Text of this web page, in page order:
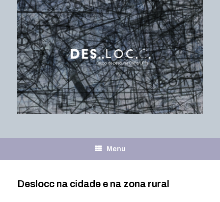
content
Menu
Deslocc na cidade e na zona rural